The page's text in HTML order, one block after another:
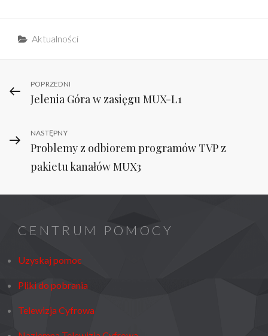
Categories
Aktualności
Nawigacja
wpisu
Previous
Post
POPRZEDNI
Jelenia Góra w zasięgu MUX-L1
Next
Post
NASTĘPNY
Problemy z odbiorem programów TVP z
pakietu kanałów MUX3
CENTRUM POMOCY
Uzyskaj pomoc
Pliki do pobrania
Telewizja Cyfrowa